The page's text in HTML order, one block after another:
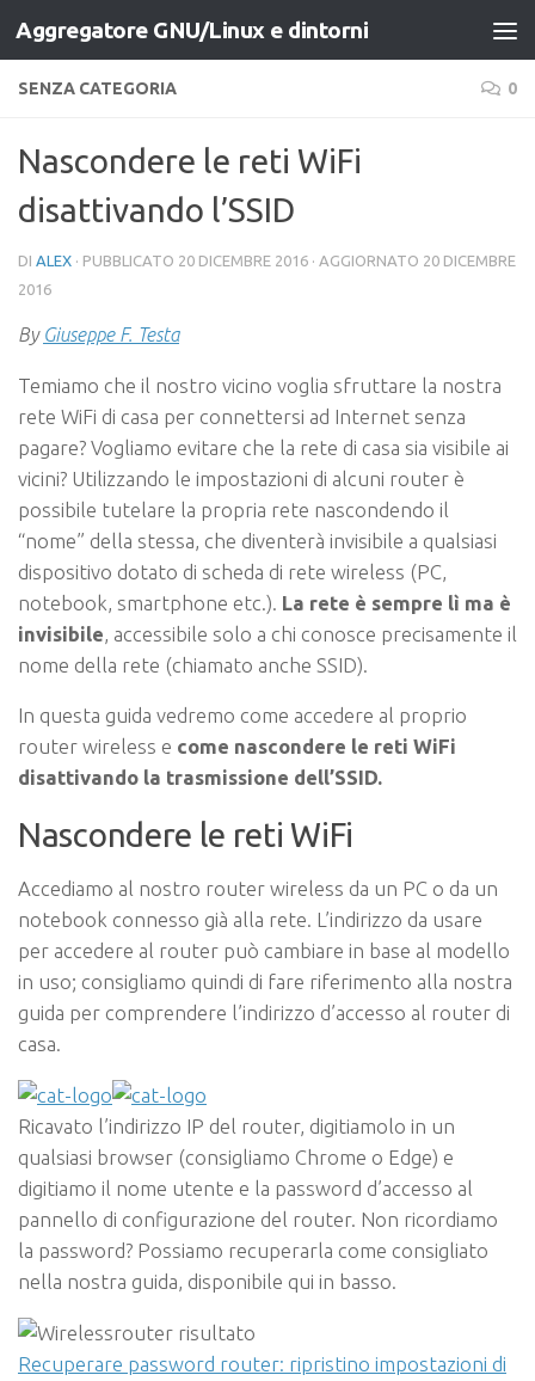
Salta al contenuto
Aggregatore GNU/Linux e dintorni
SENZA CATEGORIA 0
Nascondere le reti WiFi
disattivando l’SSID
DI ALEX · PUBBLICATO 20 DICEMBRE 2016 · AGGIORNATO 20 DICEMBRE
2016
By Giuseppe F. Testa
Temiamo che il nostro vicino voglia sfruttare la nostra
rete WiFi di casa per connettersi ad Internet senza
pagare? Vogliamo evitare che la rete di casa sia visibile ai
vicini? Utilizzando le impostazioni di alcuni router è
possibile tutelare la propria rete nascondendo il
“nome” della stessa, che diventerà invisibile a qualsiasi
dispositivo dotato di scheda di rete wireless (PC,
notebook, smartphone etc.). La rete è sempre lì ma è
invisibile , accessibile solo a chi conosce precisamente il
nome della rete (chiamato anche SSID).
In questa guida vedremo come accedere al proprio
router wireless e come nascondere le reti WiFi
disattivando la trasmissione dell’SSID.
Nascondere le reti WiFi
Accediamo al nostro router wireless da un PC o da un
notebook connesso già alla rete. L’indirizzo da usare
per accedere al router può cambiare in base al modello
in uso; consigliamo quindi di fare riferimento alla nostra
guida per comprendere l’indirizzo d’accesso al router di
casa.
Ricavato l’indirizzo IP del router, digitiamolo in un
qualsiasi browser (consigliamo Chrome o Edge) e
digitiamo il nome utente e la password d’accesso al
pannello di configurazione del router. Non ricordiamo
la password? Possiamo recuperarla come consigliato
nella nostra guida, disponibile qui in basso.
Recuperare password router: ripristino impostazioni di